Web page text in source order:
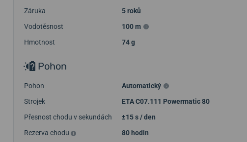
Záruka
5 roků
Vodotěsnost
100 m
Hmotnost
74 g
Pohon
Pohon
Automatický
Strojek
ETA C07.111 Powermatic 80
Přesnost chodu v sekundách
±15 s / den
Rezerva chodu
80 hodin